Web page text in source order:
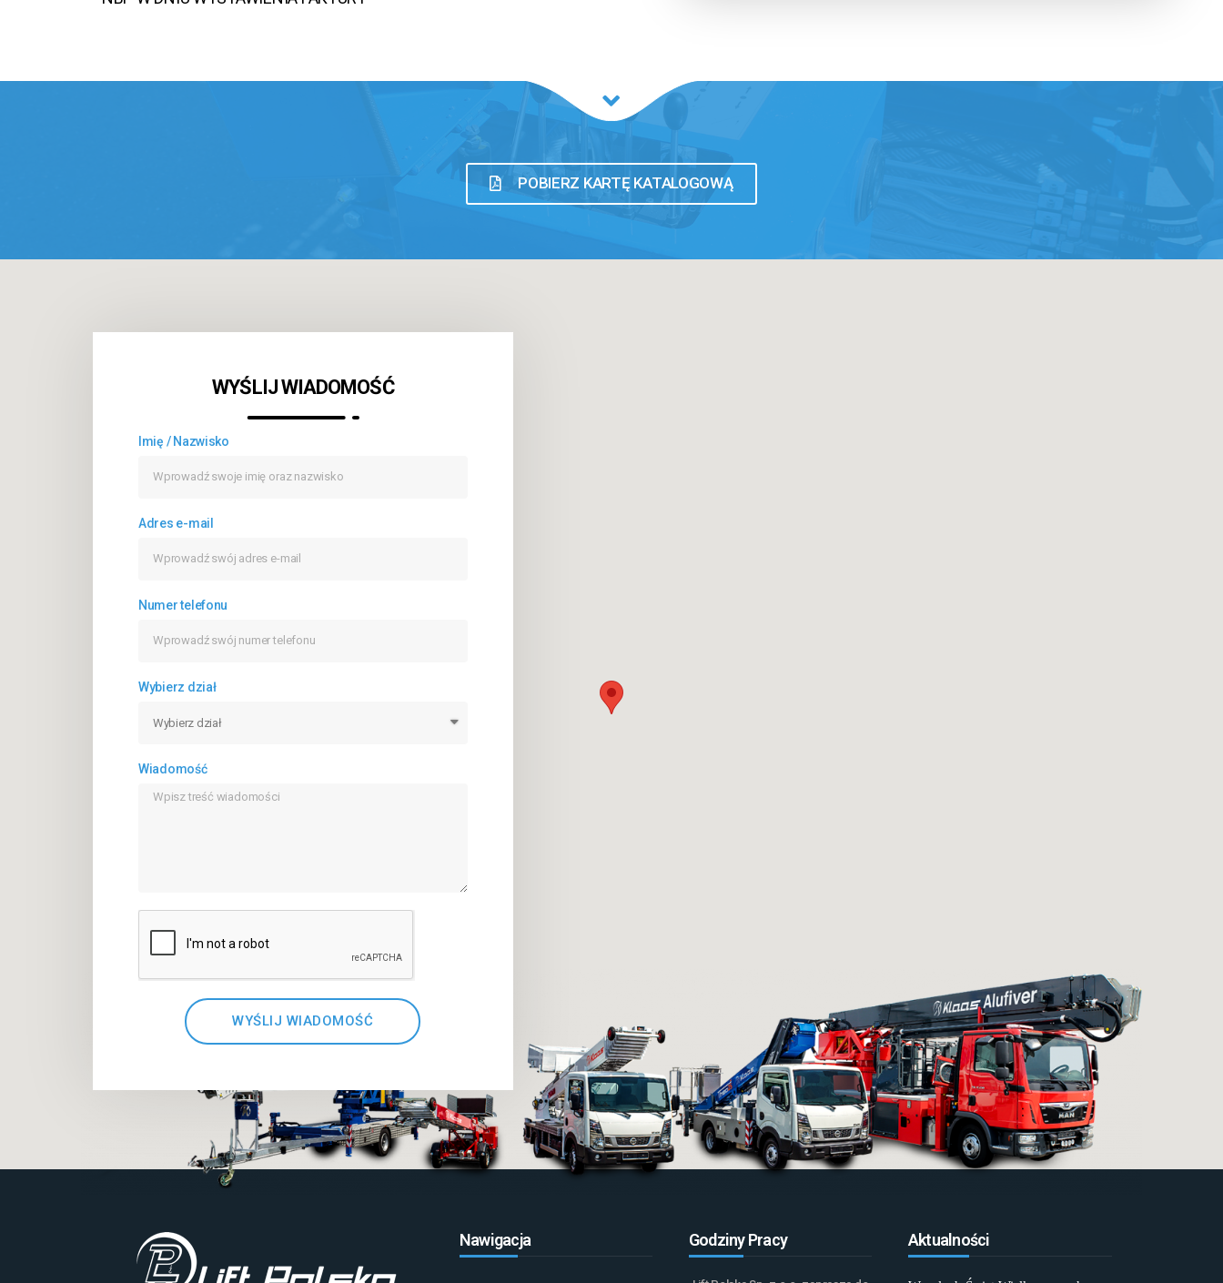
POBIERZ KARTĘ KATALOGOWĄ
WYŚLIJ WIADOMOŚĆ
Imię / Nazwisko
Adres e-mail
Numer telefonu
Wybierz dział
Wiadomość
WYŚLIJ WIADOMOŚĆ
Nawigacja Godziny Pracy Aktualności